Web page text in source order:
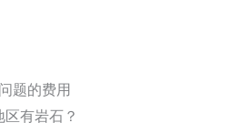
题的费用
有岩石？